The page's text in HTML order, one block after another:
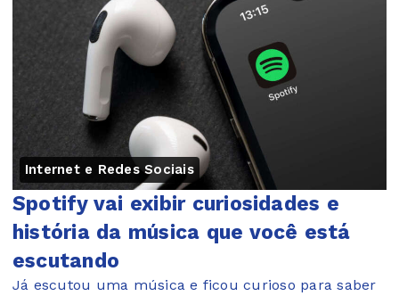
Internet e Redes Sociais
Spotify vai exibir curiosidades e
história da música que você está
escutando
Já escutou uma música e ficou curioso para saber